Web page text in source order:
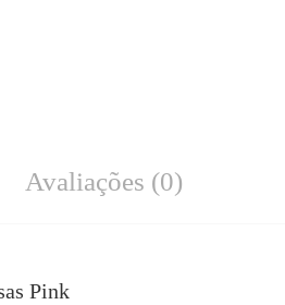
Avaliações (0)
Pink